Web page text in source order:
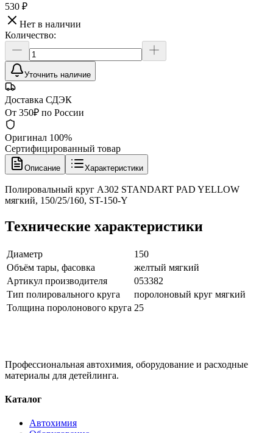
530 ₽
Нет в наличии
Количество:
Уточнить наличие
Доставка СДЭК
От 350₽ по России
Оригинал 100%
Сертифицированный товар
Описание Характеристики
Полировальный круг А302 STANDART PAD YELLOW
мягкий, 150/25/160, ST-150-Y
Технические характеристики
Диаметр
150
Объём тары, фасовка
желтый мягкий
Артикул производителя
053382
Тип полировального круга
поролоновый круг мягкий
Толщина поролонового круга 25
Профессиональная автохимия, оборудование и расходные
материалы для детейлинга.
Каталог
Автохимия